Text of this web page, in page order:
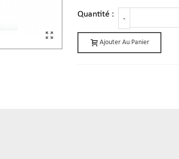
Quantité : -
Ajouter Au Panier